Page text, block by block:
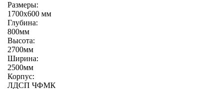
Размеры:
1700х600 мм
Глубина:
800мм
Высота:
2700мм
Ширина:
2500мм
Корпус:
ЛДСП ЧФМК